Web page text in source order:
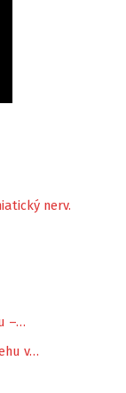
nerv.
–…
v…